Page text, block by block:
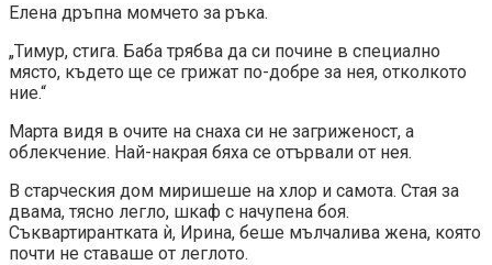
Елена дръпна момчето за ръка.
„Тимур, стига. Баба трябва да си почине в специално
място, където ще се грижат по-добре за нея, отколкото
ние.“
Марта видя в очите на снаха си не загриженост, а
облекчение. Най-накрая бяха се отървали от нея.
В старческия дом миришеше на хлор и самота. Стая за
двама, тясно легло, шкаф с начупена боя.
Съквартирантката ѝ, Ирина, беше мълчалива жена, която
почти не ставаше от леглото.